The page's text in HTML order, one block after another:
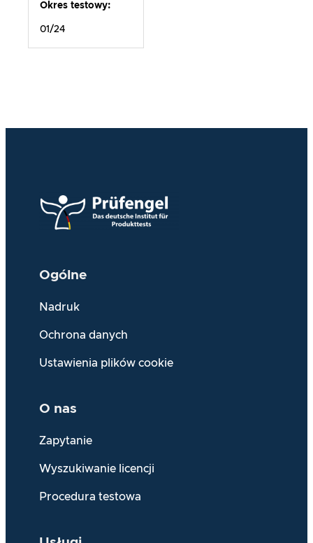
Okres testowy:
01/24
Ogólne
Nadruk
Ochrona danych
Ustawienia plików cookie
O nas
Zapytanie
Wyszukiwanie licencji
Procedura testowa